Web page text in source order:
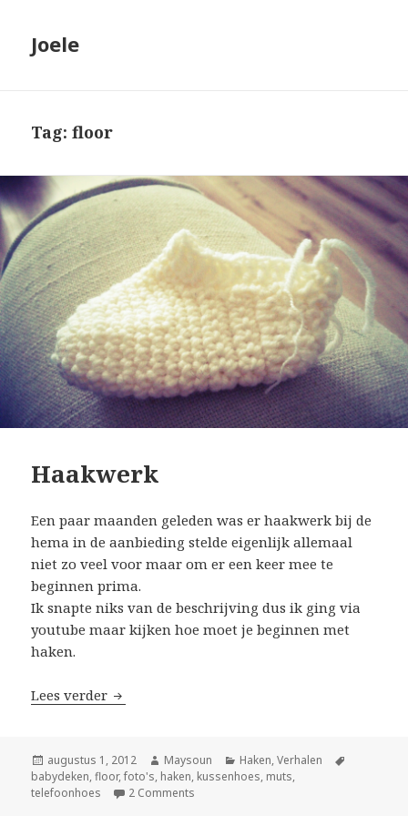
Joele
Tag: floor
Haakwerk
Een paar maanden geleden was er haakwerk bij de
hema in de aanbieding stelde eigenlijk allemaal
niet zo veel voor maar om er een keer mee te
beginnen prima.
Ik snapte niks van de beschrijving dus ik ging via
youtube maar kijken hoe moet je beginnen met
haken.
Lees verder Haakwerk
Geplaatst
op
augustus 1, 2012 Auteur
Maysoun Categorieën
Haken,Verhalen
babydeken,floor,foto's, haken, kussenhoes, muts,
telefoonhoes
2 Comments